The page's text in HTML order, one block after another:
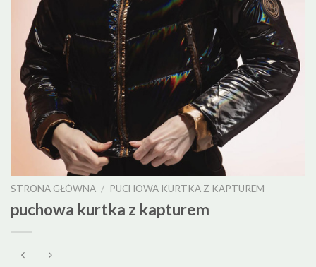
STRONA GŁÓWNA / PUCHOWA KURTKA Z KAPTUREM
puchowa kurtka z kapturem